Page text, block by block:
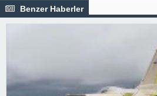
Benzer Haberler